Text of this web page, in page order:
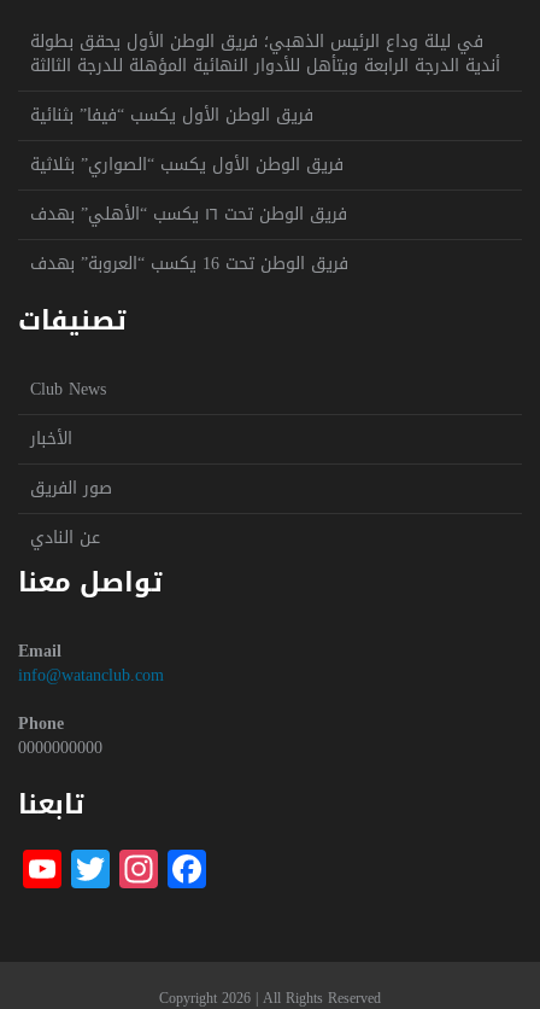
في ليلة وداع الرئيس الذهبي؛ فريق الوطن الأول يحقق بطولة
أندية الدرجة الرابعة ويتأهل للأدوار النهائية المؤهلة للدرجة الثالثة
فريق الوطن الأول يكسب “فيفا” بثنائية
فريق الوطن الأول يكسب “الصواري” بثلاثية
فريق الوطن تحت ١٦ يكسب “الأهلي” بهدف
فريق الوطن تحت 16 يكسب “العروبة” بهدف
تصنيفات
Club News
الأخبار
صور الفريق
عن النادي
تواصل معنا
Email
info@watanclub.com
Phone
0000000000
تابعنا
Facebook
Copyright 2026 | All Rights Reserved